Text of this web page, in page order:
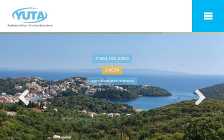
TIARA HOLIDAYS
SIVOTA
SIVOTA VILE BLIZU PLAŽE, HOTEL ELENA